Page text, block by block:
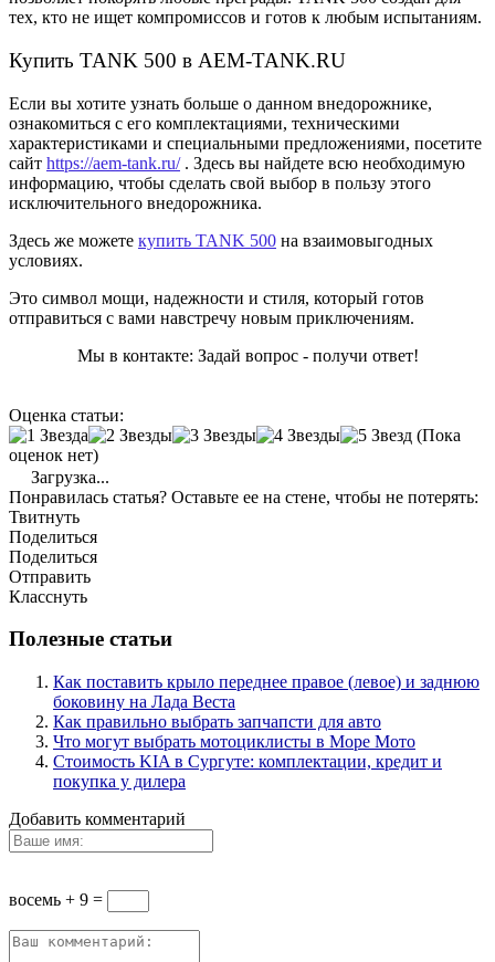
тех, кто не ищет компромиссов и готов к любым испытаниям.
Купить TANK 500 в AEM-TANK.RU
Если вы хотите узнать больше о данном внедорожнике,
ознакомиться с его комплектациями, техническими
характеристиками и специальными предложениями, посетите
сайт https://aem-tank.ru/ . Здесь вы найдете всю необходимую
информацию, чтобы сделать свой выбор в пользу этого
исключительного внедорожника.
Здесь же можете купить TANK 500 на взаимовыгодных
условиях.
Это символ мощи, надежности и стиля, который готов
отправиться с вами навстречу новым приключениям.
Мы в контакте: Задай вопрос - получи ответ!
Оценка статьи:
(Пока
оценок нет)
Загрузка...
Понравилась статья? Оставьте ее на стене, чтобы не потерять:
Твитнуть
Поделиться
Поделиться
Отправить
Класснуть
Полезные статьи
Как поставить крыло переднее правое (левое) и заднюю
боковину на Лада Веста
Как правильно выбрать запчапсти для авто
Что могут выбрать мотоциклисты в Море Мото
Стоимость KIA в Сургуте: комплектации, кредит и
покупка у дилера
Добавить комментарий
восемь + 9 =